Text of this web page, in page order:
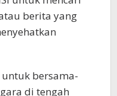
berita yang
bersama-
di tengah